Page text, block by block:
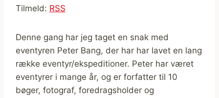
Tilmeld: RSS
Denne gang har jeg taget en snak med
eventyren Peter Bang, der har har lavet en lang
række eventyr/ekspeditioner. Peter har været
eventyrer i mange år, og er forfatter til 10
bøger, fotograf, foredragsholder og